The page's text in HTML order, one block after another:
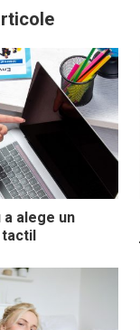
alege un
tactil